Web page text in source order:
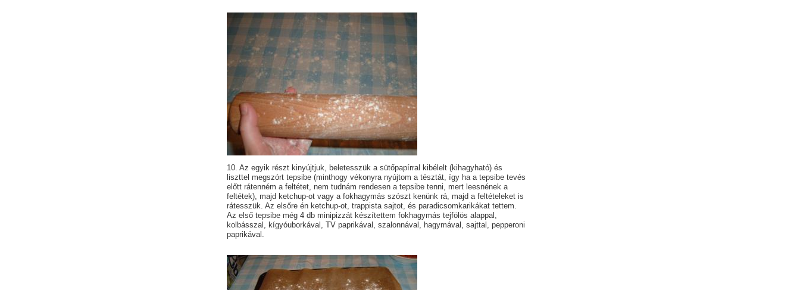
10. Az egyik részt kinyújtjuk, beletesszük a sütőpapírral kibélelt (kihagyható) és
liszttel megszórt tepsibe (minthogy vékonyra nyújtom a tésztát, így ha a tepsibe tevés
előtt rátenném a feltétet, nem tudnám rendesen a tepsibe tenni, mert leesnének a
feltétek), majd ketchup-ot vagy a fokhagymás szószt kenünk rá, majd a feltételeket is
rátesszük. Az elsőre én ketchup-ot, trappista sajtot, és paradicsomkarikákat tettem.
Az első tepsibe még 4 db minipizzát készítettem fokhagymás tejfölös alappal,
kolbásszal, kígyóuborkával, TV paprikával, szalonnával, hagymával, sajttal, pepperoni
paprikával.